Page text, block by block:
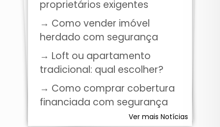
proprietários exigentes
→ Como vender imóvel
herdado com segurança
→ Loft ou apartamento
tradicional: qual escolher?
→ Como comprar cobertura
financiada com segurança
Ver mais Notícias